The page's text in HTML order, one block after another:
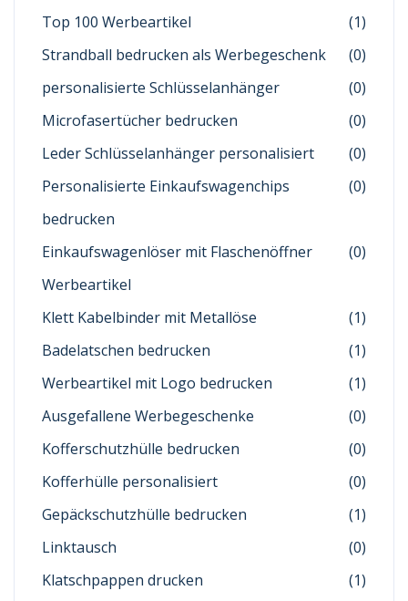
Top 100 Werbeartikel
(1)
Strandball bedrucken als Werbegeschenk
(0)
personalisierte Schlüsselanhänger
(0)
Microfasertücher bedrucken
(0)
Leder Schlüsselanhänger personalisiert
(0)
Personalisierte Einkaufswagenchips
bedrucken
(0)
Einkaufswagenlöser mit Flaschenöffner
Werbeartikel
(0)
Klett Kabelbinder mit Metallöse
(1)
Badelatschen bedrucken
(1)
Werbeartikel mit Logo bedrucken
(1)
Ausgefallene Werbegeschenke
(0)
Kofferschutzhülle bedrucken
(0)
Kofferhülle personalisiert
(0)
Gepäckschutzhülle bedrucken
(1)
Linktausch
(0)
Klatschpappen drucken
(1)